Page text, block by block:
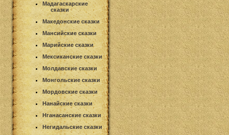
Мадагаскарские
сказки
Македонские сказки
Мансийские сказки
Марийские сказки
Мексиканские сказки
Молдавские сказки
Монгольские сказки
Мордовские сказки
Нанайские сказки
Нганасанские сказки
Негидальские сказки